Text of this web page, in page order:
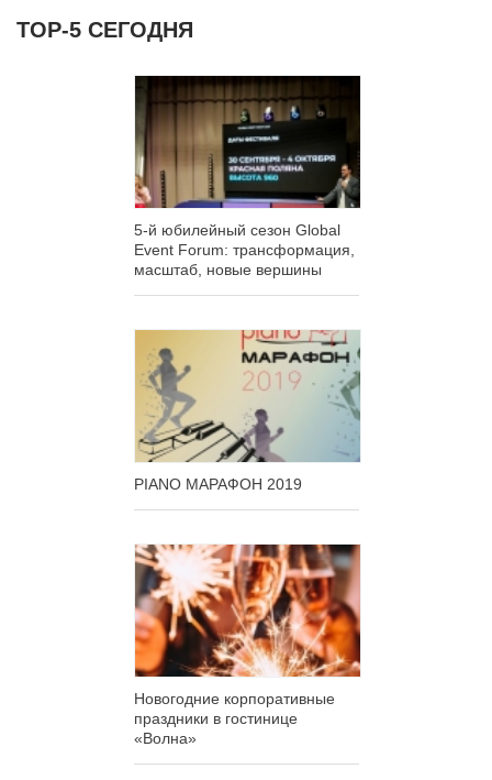
ТОР-5 СЕГОДНЯ
5-й юбилейный сезон Global
Event Forum: трансформация,
масштаб, новые вершины
PIANO МАРАФОН 2019
Новогодние корпоративные
праздники в гостинице
«Волна»